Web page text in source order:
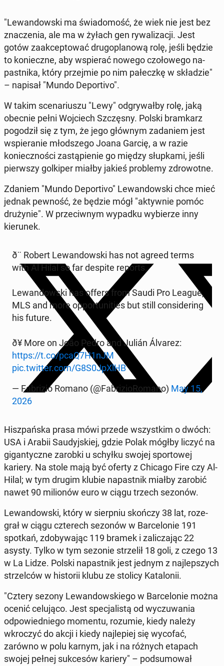
"Lewandows­ki ma świado­mość, że wiek nie jest bez
znaczenia, ale ma w żyłach gen ry­wal­iza­cji. Jest
gotów za­ak­cep­tować dru­go­planową rolę, jeśli będzie
to konieczne, aby wspier­ać nowego czołowego na­
past­ni­ka, który prze­jmie po nim pałeczkę w składzie"
– napisał "Mundo De­porti­vo".
W takim sce­nar­iuszu "Lewy" odgry­wał­by rolę, jaką
obecnie pełni Wo­j­ciech Szczęs­ny. Polski bramkarz
pogodz­ił się z tym, że jego głównym zadaniem jest
wspieranie młod­szego Joana Garcię, a w razie
koniecznoś­ci za­stąpi­e­nie go między słup­ka­mi, jeśli
pier­wszy golkiper miałby jakieś prob­le­my zdrowotne.
Zdaniem "Mundo De­porti­vo" Lewandows­ki chce mieć
jednak pewność, że będzie mógł "ak­ty­wnie pomóc
drużynie". W prze­ci­wnym wypadku wybierze inny
kierunek.
ð¨ Robert Lewandows­ki has not agreed terms
with Al Hilal so far despite reports.
Lewandows­ki has offers from Saudi Pro League,
MLS and more op­por­tu­ni­ties but still con­sid­er­ing
his future.
ð¥ More on João Pedro and Julián Álvarez:
https://t.co/pcaQ7H1nJM
pic.twitter.com/G8S0JpXlHB
— Fab­rizio Romano (@Fab­rizioRo­mano) May 15,
2026
Hisz­pańs­ka prasa mówi przede wszys­tkim o dwóch:
USA i Arabii Saudyjskiej, gdzie Polak mógłby liczyć na
gi­gan­ty­czne zarobki u schyłku swojej sportowej
kariery. Na stole mają być oferty z Chicago Fire czy Al-
Hilal; w tym drugim klubie na­past­nik miałby zarobić
nawet 90 mil­ionów euro w ciągu trzech sezonów.
Lewandows­ki, który w sierp­niu skończy 38 lat, roze­
grał w ciągu czterech sezonów w Barcelonie 191
spotkań, zdoby­wa­jąc 119 bramek i za­l­icza­jąc 22
asysty. Tylko w tym sezonie strzelił 18 goli, z czego 13
w La Lidze. Polski na­past­nik jest jednym z na­jlep­szych
strzel­ców w his­torii klubu ze stolicy Kat­alonii.
"Cztery sezony Lewandowskiego w Barcelonie można
ocenić celu­ją­co. Jest spec­jal­istą od wyczuwa­nia
odpowied­niego momentu, rozumie, kiedy należy
wkroczyć do akcji i kiedy na­jlepiej się wycofać,
zarówno w polu karnym, jak i na różnych etapach
swojej pełnej sukcesów kariery" – pod­sumował